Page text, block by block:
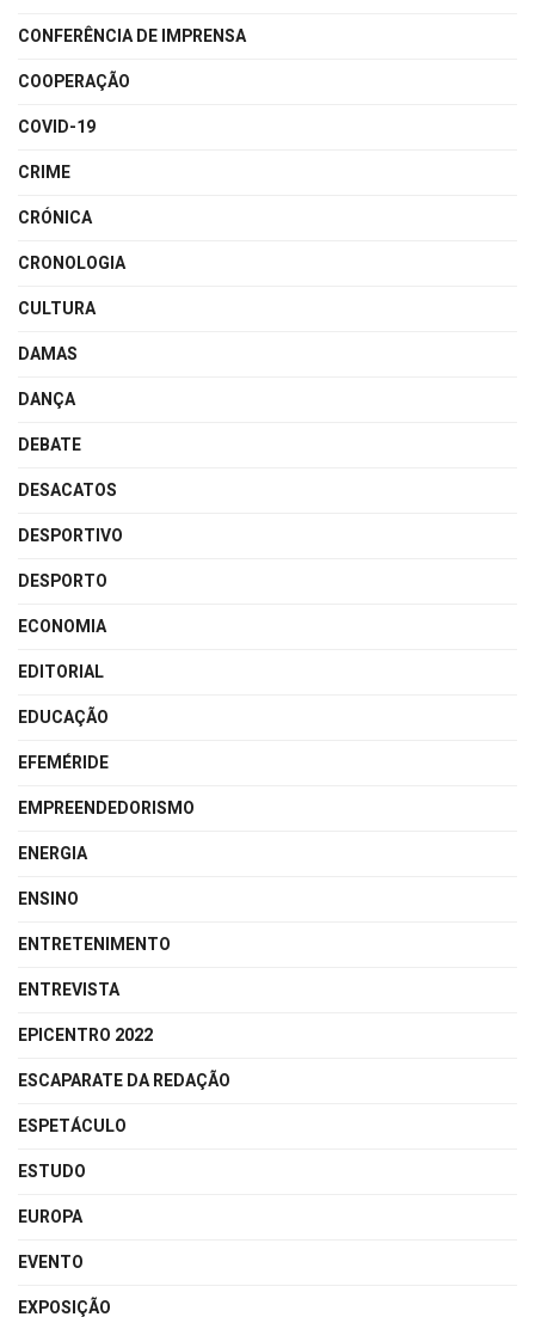
CONFERÊNCIA DE IMPRENSA
COOPERAÇÃO
COVID-19
CRIME
CRÓNICA
CRONOLOGIA
CULTURA
DAMAS
DANÇA
DEBATE
DESACATOS
DESPORTIVO
DESPORTO
ECONOMIA
EDITORIAL
EDUCAÇÃO
EFEMÉRIDE
EMPREENDEDORISMO
ENERGIA
ENSINO
ENTRETENIMENTO
ENTREVISTA
EPICENTRO 2022
ESCAPARATE DA REDAÇÃO
ESPETÁCULO
ESTUDO
EUROPA
EVENTO
EXPOSIÇÃO